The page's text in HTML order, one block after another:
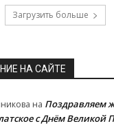
Загрузить больше
НА САЙТЕ
на Поздравляем
с Днём Великой